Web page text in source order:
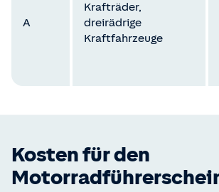
A
Krafträder,
dreirädrige
Kraftfahrzeuge
Kosten für den